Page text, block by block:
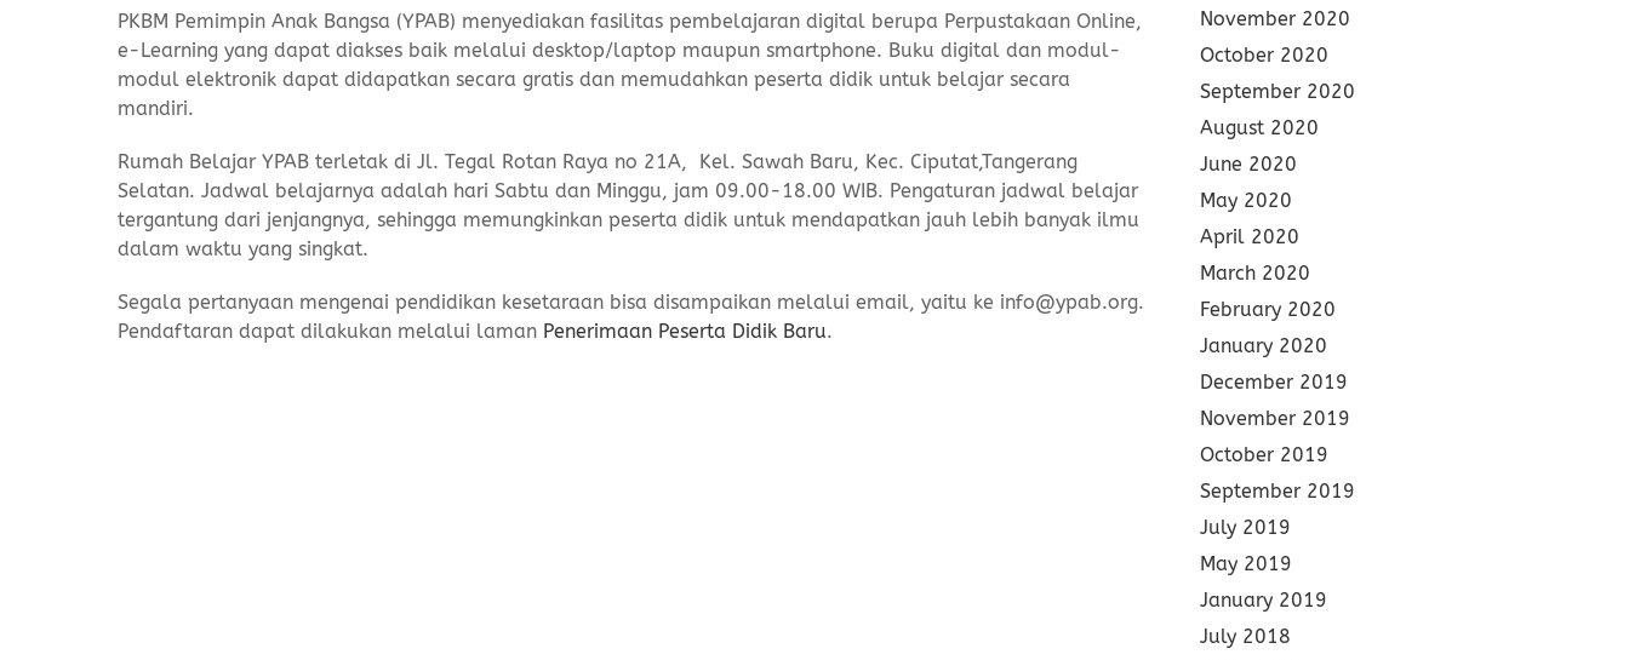
PKBM Pemimpin Anak Bangsa (YPAB) menyediakan fasilitas pembelajaran digital berupa Perpustakaan Online,
e-Learning yang dapat diakses baik melalui desktop/laptop maupun smartphone. Buku digital dan modul-
modul elektronik dapat didapatkan secara gratis dan memudahkan peserta didik untuk belajar secara
mandiri.
Rumah Belajar YPAB terletak di Jl. Tegal Rotan Raya no 21A, Kel. Sawah Baru, Kec. Ciputat,Tangerang
Selatan. Jadwal belajarnya adalah hari Sabtu dan Minggu, jam 09.00-18.00 WIB. Pengaturan jadwal belajar
tergantung dari jenjangnya, sehingga memungkinkan peserta didik untuk mendapatkan jauh lebih banyak ilmu
dalam waktu yang singkat.
Segala pertanyaan mengenai pendidikan kesetaraan bisa disampaikan melalui email, yaitu ke info@ypab.org.
Pendaftaran dapat dilakukan melalui laman Penerimaan Peserta Didik Baru.
November 2020
October 2020
September 2020
August 2020
June 2020
May 2020
April 2020
March 2020
February 2020
January 2020
December 2019
November 2019
October 2019
September 2019
July 2019
May 2019
January 2019
July 2018